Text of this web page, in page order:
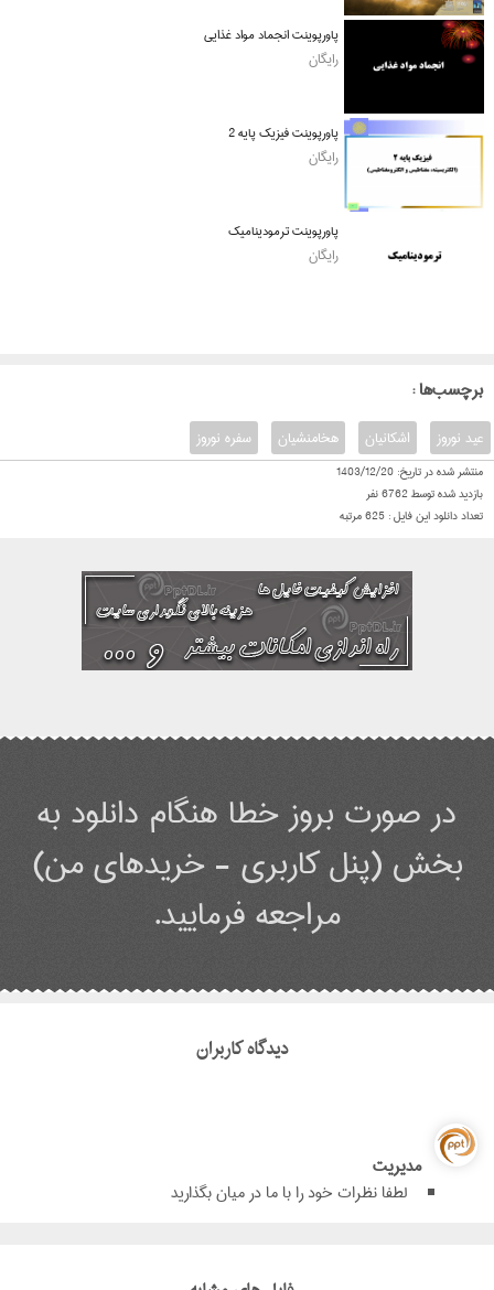
پاورپوینت انجماد مواد غذایی
رایگان
پاورپوینت فیزیک پایه 2
رایگان
پاورپوینت ترمودینامیک
رایگان
: برچسب‌ها
سفره نوروز هخامنشیان اشکانیان عید نوروز
منتشر شده در تاریخ: 1403/12/20
بازدید شده توسط6762نفر
تعداد دانلود این فایل : 625مرتبه
در صورت بروز خطا هنگام دانلود به
بخش (پنل کاربری - خریدهای من)
مراجعه فرمایید.
دیدگاه کاربران
مدیریت
لطفا نظرات خود را با ما در میان بگذارید